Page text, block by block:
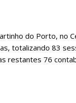
do Porto, no
totalizando 83
restantes 76